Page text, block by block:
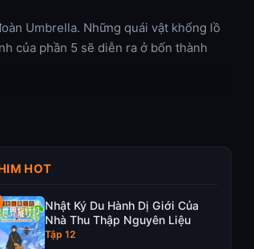
Umbrella. Những quái vật khổng lồ
của phần 5 sẽ diễn ra ở bốn thành
HOT
Nhật Ký Du Hành Dị Giới Của
Nhà Thu Thập Nguyên Liệu
Tập 12